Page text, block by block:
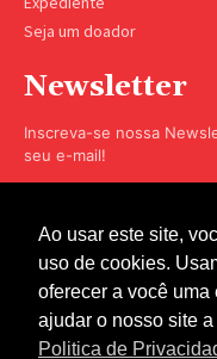
Seja um doador
Newsletter
Inscreva-se nossa
seu e-mail!
Nós respeitamos sua
Ao usar este site,
uso de cookies.
oferecer a você
ajudar o nosso site
Politica de